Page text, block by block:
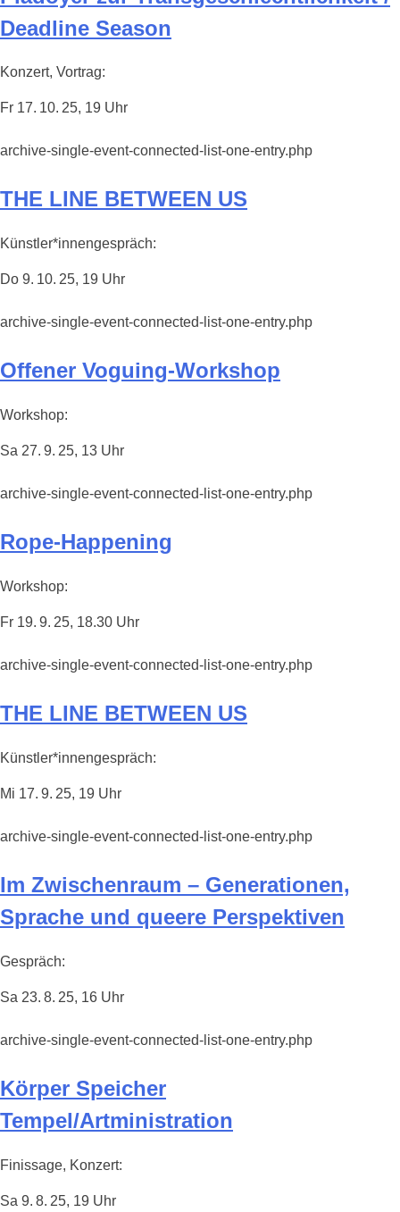
Deadline Season
Konzert, Vortrag:
Fr 17. 10. 25, 19 Uhr
archive-single-event-connected-list-one-entry.php
THE LINE BETWEEN US
Künstler*innengespräch:
Do 9. 10. 25, 19 Uhr
archive-single-event-connected-list-one-entry.php
Offener Voguing-Workshop
Workshop:
Sa 27. 9. 25, 13 Uhr
archive-single-event-connected-list-one-entry.php
Rope-Happening
Workshop:
Fr 19. 9. 25, 18.30 Uhr
archive-single-event-connected-list-one-entry.php
THE LINE BETWEEN US
Künstler*innengespräch:
Mi 17. 9. 25, 19 Uhr
archive-single-event-connected-list-one-entry.php
Im Zwischenraum – Generationen,
Sprache und queere Perspektiven
Gespräch:
Sa 23. 8. 25, 16 Uhr
archive-single-event-connected-list-one-entry.php
Körper Speicher
Tempel/Artministration
Finissage, Konzert:
Sa 9. 8. 25, 19 Uhr